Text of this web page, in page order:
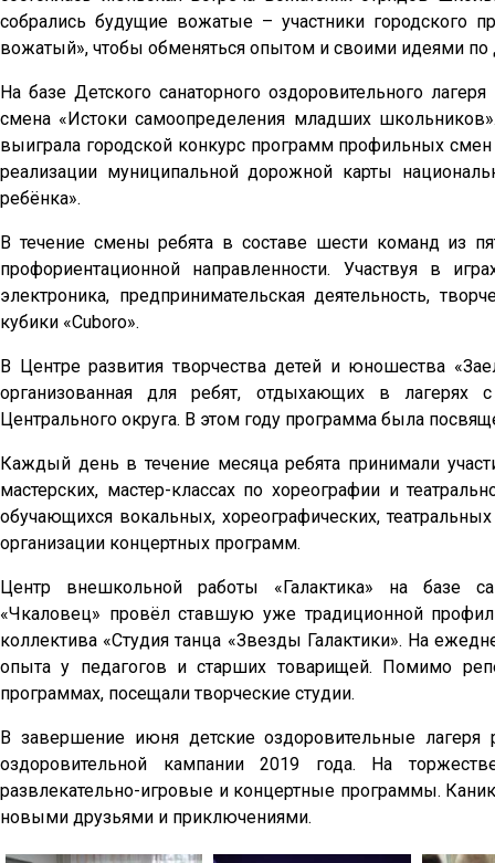
собрались будущие вожатые – участники городского
вожатый», чтобы обменяться опытом и своими идеями
На базе Детского санаторного оздоровительного
смена «Истоки самоопределения младших
выиграла городской конкурс программ профильных
реализации муниципальной дорожной карты
ребёнка».
В течение смены ребята в составе шести команд из
профориентационной направленности. Участвуя в
электроника, предпринимательская деятельность,
кубики «Cuboro».
В Центре развития творчества детей и юношества
организованная для ребят, отдыхающих в лагерях
Центрального округа. В этом году программа была
Каждый день в течение месяца ребята принимали
мастерских, мастер-классах по хореографии и
обучающихся вокальных, хореографических,
организации концертных программ.
Центр внешкольной работы «Галактика» на базе
«Чкаловец» провёл ставшую уже традиционной
коллектива «Студия танца «Звезды Галактики». На
опыта у педагогов и старших товарищей. Помимо
программах, посещали творческие студии.
В завершение июня детские оздоровительные
оздоровительной кампании 2019 года. На
развлекательно-игровые и концертные программы.
новыми друзьями и приключениями.